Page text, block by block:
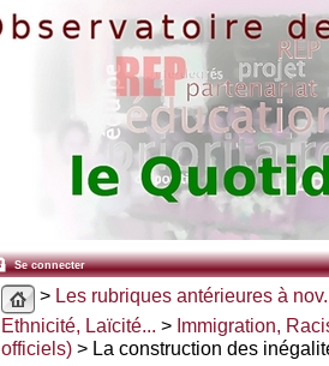
Se connecter
> Les rubriques antérieures à
Ethnicité, Laïcité... > Immigration,
officiels)> La construction des